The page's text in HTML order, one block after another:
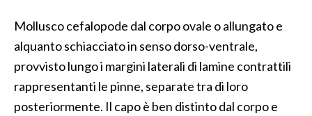
Mollusco cefalopode dal corpo ovale o allungato e
alquanto schiacciato in senso dorso-ventrale,
provvisto lungo i margini laterali di lamine contrattili
rappresentanti le pinne, separate tra di loro
posteriormente. Il capo è ben distinto dal corpo e